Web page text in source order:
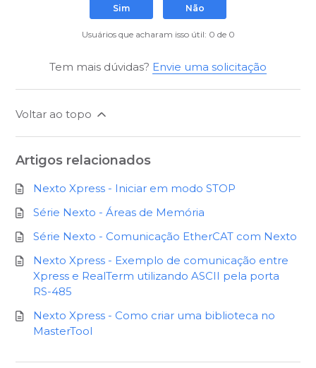
Sim Não
Usuários que acharam isso útil: 0 de 0
Tem mais dúvidas? Envie uma solicitação
Voltar ao topo
Artigos relacionados
Nexto Xpress - Iniciar em modo STOP
Série Nexto - Áreas de Memória
Série Nexto - Comunicação EtherCAT com Nexto
Nexto Xpress - Exemplo de comunicação entre
Xpress e RealTerm utilizando ASCII pela porta
RS-485
Nexto Xpress - Como criar uma biblioteca no
MasterTool